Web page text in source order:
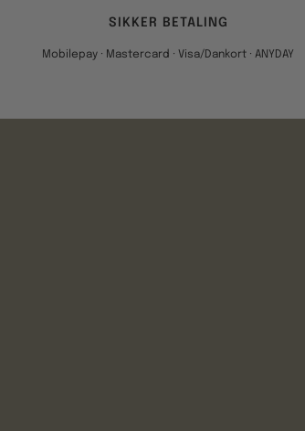
SIKKER BETALING
Mobilepay · Mastercard · Visa/Dankort · ANYDAY